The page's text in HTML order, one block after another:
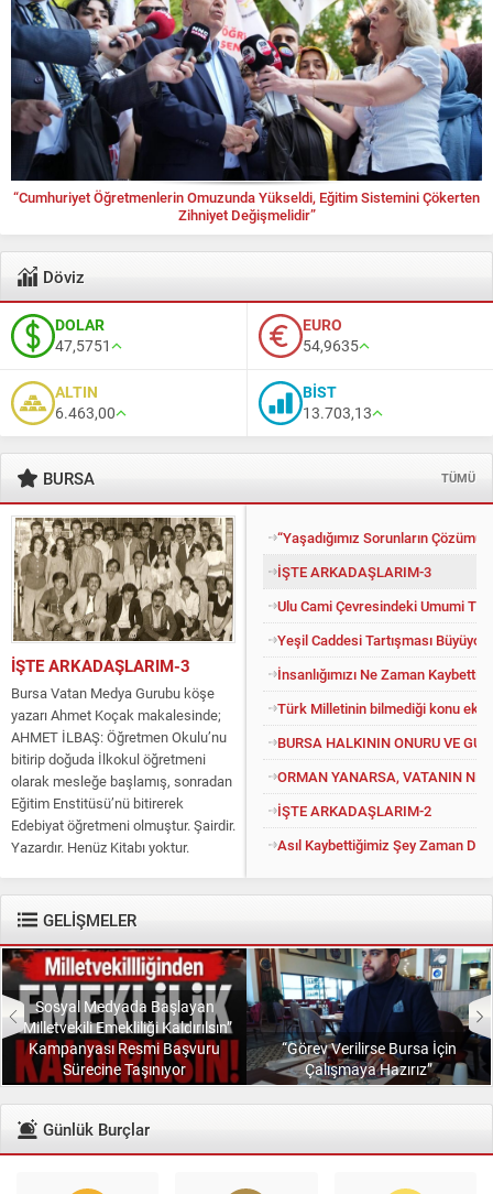
“Cumhuriyet Öğretmenlerin Omuzunda Yükseldi, Eğitim Sistemini Çökerten
Zihniyet Değişmelidir”
Döviz
DOLAR
47,5751
EURO
54,9635
ALTIN
6.463,00
BİST
13.703,13
BURSA TÜMÜ
İŞTE ARKADAŞLARIM-3
Bursa Vatan Medya Gurubu köşe
yazarı Ahmet Koçak makalesinde;
AHMET İLBAŞ: Öğretmen Okulu’nu
bitirip doğuda İlkokul öğretmeni
olarak mesleğe başlamış, sonradan
Eğitim Enstitüsü’nü bitirerek
Edebiyat öğretmeni olmuştur. Şairdir.
Yazardır. Henüz Kitabı yoktur.
diyenlere güler geçer. Yüce...
“Yaşadığımız Sorunların
İŞTE ARKADAŞLARIM-3
Ulu Cami Çevresindeki Umumi
Yeşil Caddesi Tartışması Büyüyor
İnsanlığımızı Ne Zaman Kaybettik?
Türk Milletinin bilmediği konu
BURSA HALKININ ONURU VE
ORMAN YANARSA, VATANIN
İŞTE ARKADAŞLARIM-2
Asıl Kaybettiğimiz Şey Zaman
GELİŞMELER
Sosyal Medyada Başlayan
“Milletvekili Emekliliği Kaldırılsın”
Kampanyası Resmi Başvuru
Sürecine Taşınıyor
“Görev Verilirse Bursa İçin
Çalışmaya Hazırız”
Günlük Burçlar